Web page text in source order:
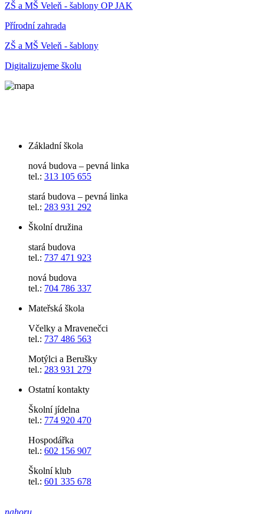
ZŠ a MŠ Veleň - šablony OP JAK
Přírodní zahrada
ZŠ a MŠ Veleň - šablony
Digitalizujeme školu
Základní škola
nová budova – pevná linka
tel.: 313 105 655
stará budova – pevná linka
tel.: 283 931 292
Školní družina
stará budova
tel.: 737 471 923
nová budova
tel.: 704 786 337
Mateřská škola
Včelky a Mravenečci
tel.: 737 486 563
Motýlci a Berušky
tel.: 283 931 279
Ostatní kontakty
Školní jídelna
tel.: 774 920 470
Hospodářka
tel.: 602 156 907
Školní klub
tel.: 601 335 678
nahoru